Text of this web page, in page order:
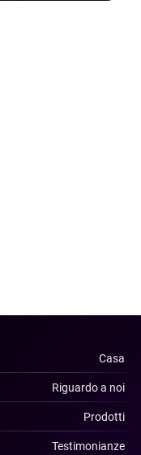
Casa
Riguardo a noi
Prodotti
Testimonianze